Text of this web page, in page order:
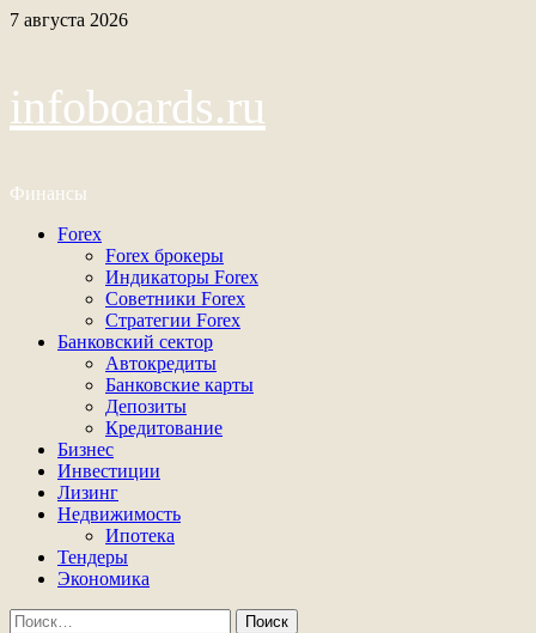
Перейти
7 августа 2026
infoboards.ru
Финансы
Основное
Forex
Forex брокеры
Индикаторы Forex
Советники Forex
Стратегии Forex
Банковский сектор
Автокредиты
Банковские карты
Депозиты
Кредитование
Бизнес
Инвестиции
Лизинг
Недвижимость
Ипотека
Тендеры
Экономика
Найти: